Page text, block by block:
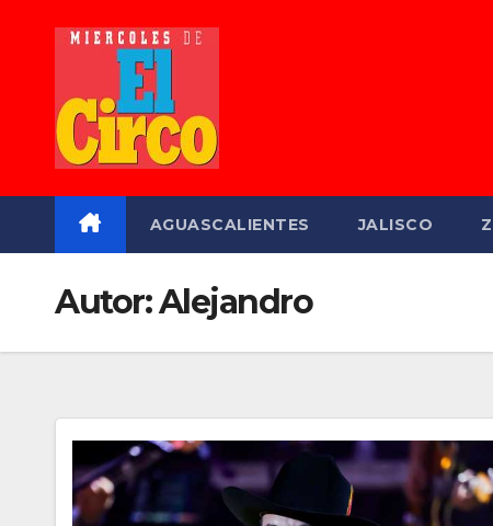
AGUASCALIENTES JALISCO
Autor:Alejandro